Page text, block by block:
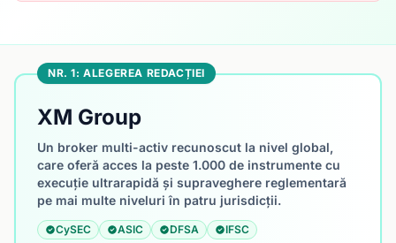
NR. 1: ALEGEREA REDACȚIEI
XM Group
Un broker multi-activ recunoscut la nivel global,
care oferă acces la peste 1.000 de instrumente cu
execuție ultrarapidă și supraveghere reglementară
pe mai multe niveluri în patru jurisdicții.
CySEC ASIC DFSA IFSC